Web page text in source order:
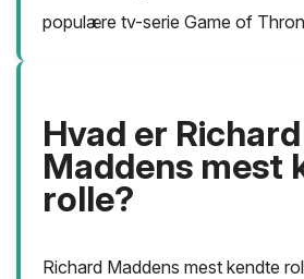
populære tv-serie Game of
Hvad er Richard
Maddens mest
rolle?
Richard Maddens mest kendte